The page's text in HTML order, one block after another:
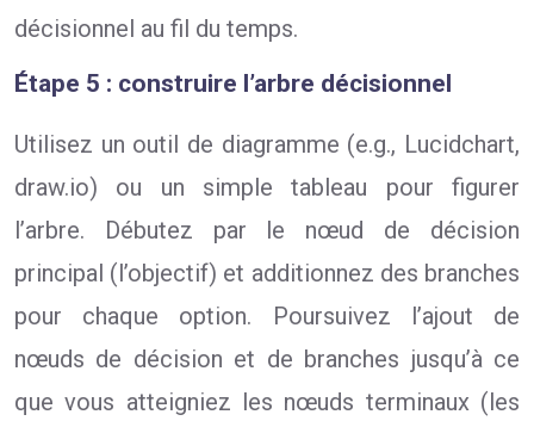
décisionnel au fil du temps.
Étape 5 : construire l’arbre décisionnel
Utilisez un outil de diagramme (e.g., Lucidchart,
draw.io) ou un simple tableau pour figurer
l’arbre. Débutez par le nœud de décision
principal (l’objectif) et additionnez des branches
pour chaque option. Poursuivez l’ajout de
nœuds de décision et de branches jusqu’à ce
que vous atteigniez les nœuds terminaux (les